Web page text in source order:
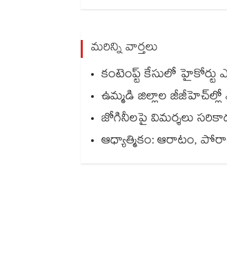
మరిన్ని వార్తలు
కంటెంప్ట్ కేసులో హైకోర్టు
ఉమ్మడి జిల్లాల
జోగినీలపై విమర్శలు
ఆధ్యాత్మికం: ఆరాటం,